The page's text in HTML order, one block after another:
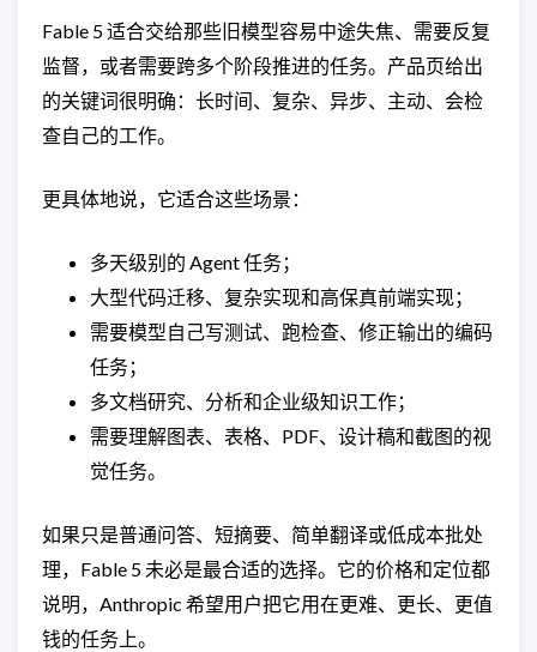
Fable 5 适合交给那些旧模型容易中途失焦、需要反复
监督，或者需要跨多个阶段推进的任务。产品页给出
的关键词很明确：长时间、复杂、异步、主动、会检
查自己的工作。
更具体地说，它适合这些场景：
多天级别的 Agent 任务；
大型代码迁移、复杂实现和高保真前端实现；
需要模型自己写测试、跑检查、修正输出的编码
任务；
多文档研究、分析和企业级知识工作；
需要理解图表、表格、PDF、设计稿和截图的视
觉任务。
如果只是普通问答、短摘要、简单翻译或低成本批处
理，Fable 5 未必是最合适的选择。它的价格和定位都
说明，Anthropic 希望用户把它用在更难、更长、更值
钱的任务上。